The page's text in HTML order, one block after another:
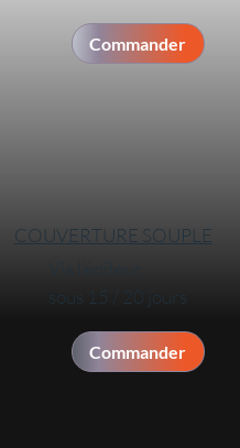
Commander
COUVERTURE SOUPLE
sous 15 / 20 jours
Commander